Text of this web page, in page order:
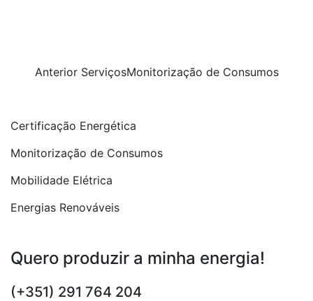
Navegação
artigos
Anterior ServiçosMonitorização de Consumos
Certificação Energética
Monitorização de Consumos
Mobilidade Elétrica
Energias Renováveis
Quero produzir a minha energia!
(+351) 291 764 204